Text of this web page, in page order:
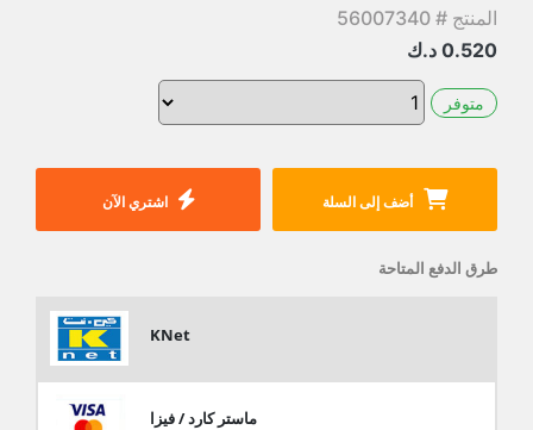
المنتج # 56007340
0.520 د.ك
متوفر
أضف إلى السلة اشتري الآن
طرق الدفع المتاحة
KNet
ماستر كارد / فيزا